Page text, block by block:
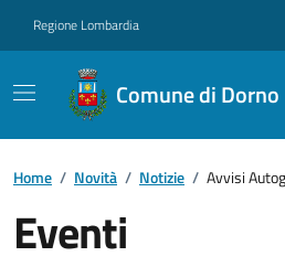
Regione Lombardia
Comune di Dorno
Home / Novità / Notizie / Avvisi
Eventi